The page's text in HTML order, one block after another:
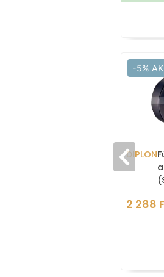
-5%
DIPLON
2 288